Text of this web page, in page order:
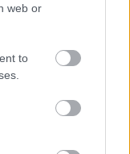
web or
to
emberek